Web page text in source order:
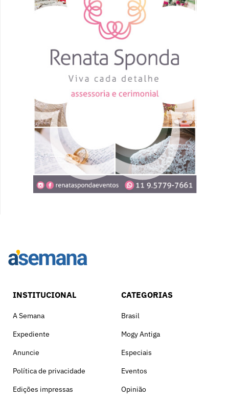
INSTITUCIONAL
A Semana
Expediente
Anuncie
Política de privacidade
Edições impressas
CATEGORIAS
Brasil
Mogy Antiga
Especiais
Eventos
Opinião